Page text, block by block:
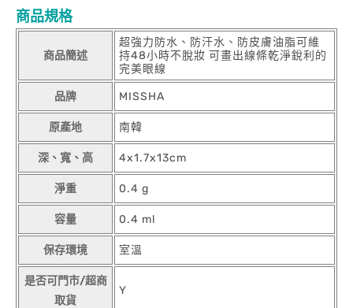
商品規格
商品簡述
超強力防水、防汗水、防皮膚油脂可維
持48小時不脫妝 可畫出線條乾淨銳利的
完美眼線
品牌 MISSHA
原產地 南韓
深、寬、高 4x1.7x13cm
淨重 0.4 g
容量 0.4 ml
保存環境 室溫
是否可門市/超商
取貨
Y